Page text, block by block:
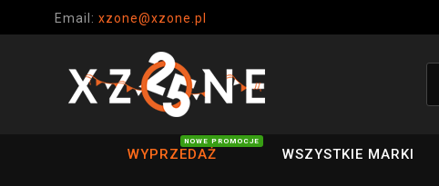
Email: xzone@xzone.pl
WYPRZEDAŻ
NOWE PROMOCJE
WSZYSTKIE MARKI